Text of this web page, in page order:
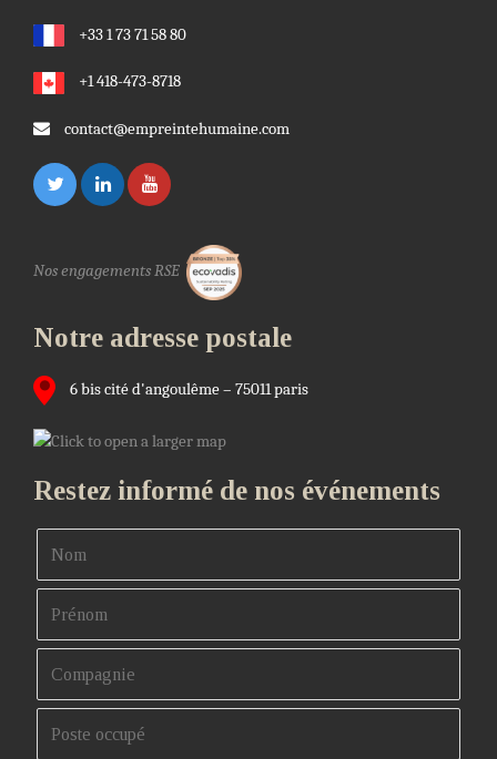
+33 1 73 71 58 80
+1 418-473-8718
contact@empreintehumaine.com
Nos engagements RSE
Notre adresse postale
6 bis cité d'angoulême – 75011 paris
Restez informé de nos événements